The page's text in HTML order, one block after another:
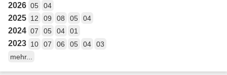
2026 05 04
2025 12 09 08 05 04
2024 07 05 04 01
2023 10 07 06 05 04
03
mehr...